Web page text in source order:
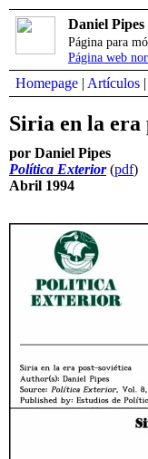
Daniel Pipes
Página para
Página web
Homepage | Artículos |
Siria en la era
por Daniel Pipes
Política Exterior (pdf)
Abril 1994